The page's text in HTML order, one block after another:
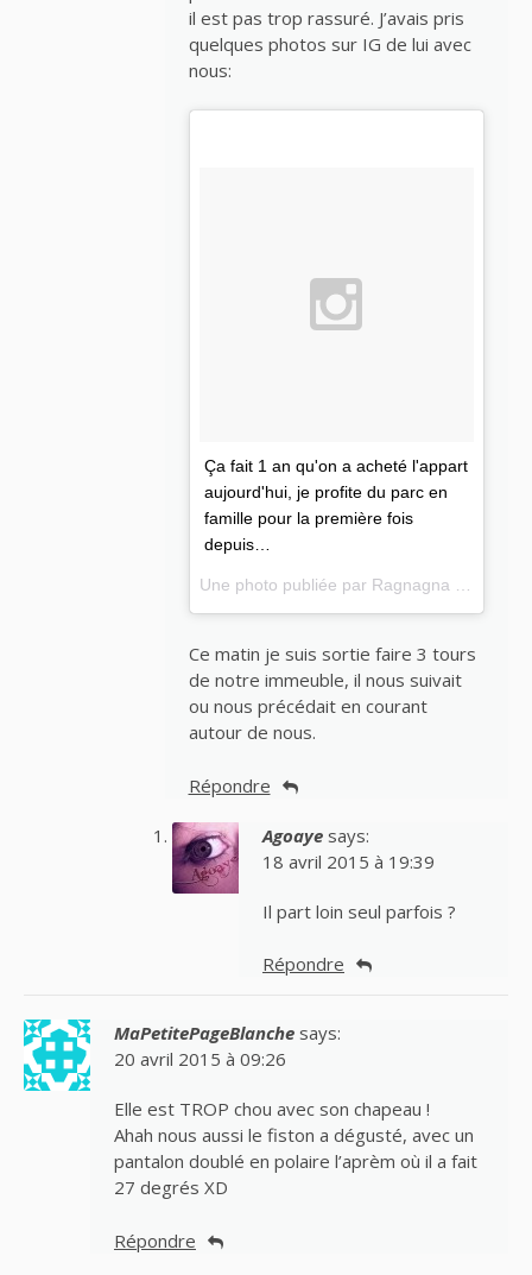
il est pas trop rassuré. J’avais pris
quelques photos sur IG de lui avec
nous:
Ça fait 1 an qu'on a acheté l'appart
aujourd'hui, je profite du parc en
famille pour la première fois
depuis…
Ce matin je suis sortie faire 3 tours
de notre immeuble, il nous suivait
ou nous précédait en courant
autour de nous.
Répondre
Agoaye says:
18 avril 2015 à 19:39
Il part loin seul parfois ?
Répondre
MaPetitePageBlanche says:
20 avril 2015 à 09:26
Elle est TROP chou avec son chapeau !
Ahah nous aussi le fiston a dégusté, avec un
pantalon doublé en polaire l’aprèm où il a fait
27 degrés XD
Répondre